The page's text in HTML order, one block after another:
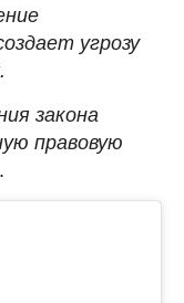
угрозу
закона
правовую